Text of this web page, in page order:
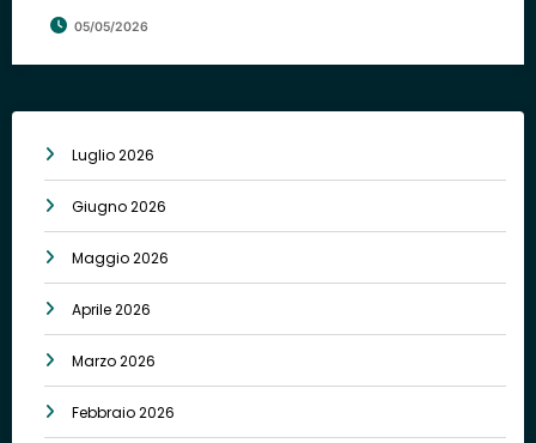
05/05/2026
Luglio 2026
Giugno 2026
Maggio 2026
Aprile 2026
Marzo 2026
Febbraio 2026